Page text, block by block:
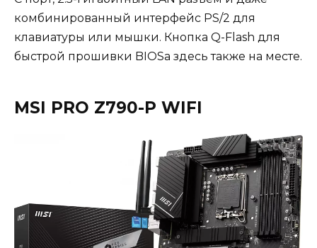
комбинированный интерфейс PS/2 для
клавиатуры или мышки. Кнопка Q-Flash для
быстрой прошивки BIOSа здесь также на месте.
MSI PRO Z790-P WIFI